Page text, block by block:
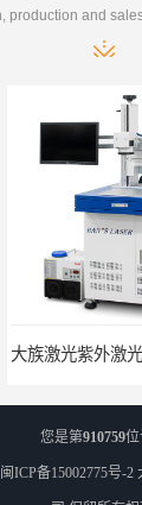
大族激光紫外激光打标机紫外打标机3W紫外机
您是第910759
闽ICP备15002775号-2